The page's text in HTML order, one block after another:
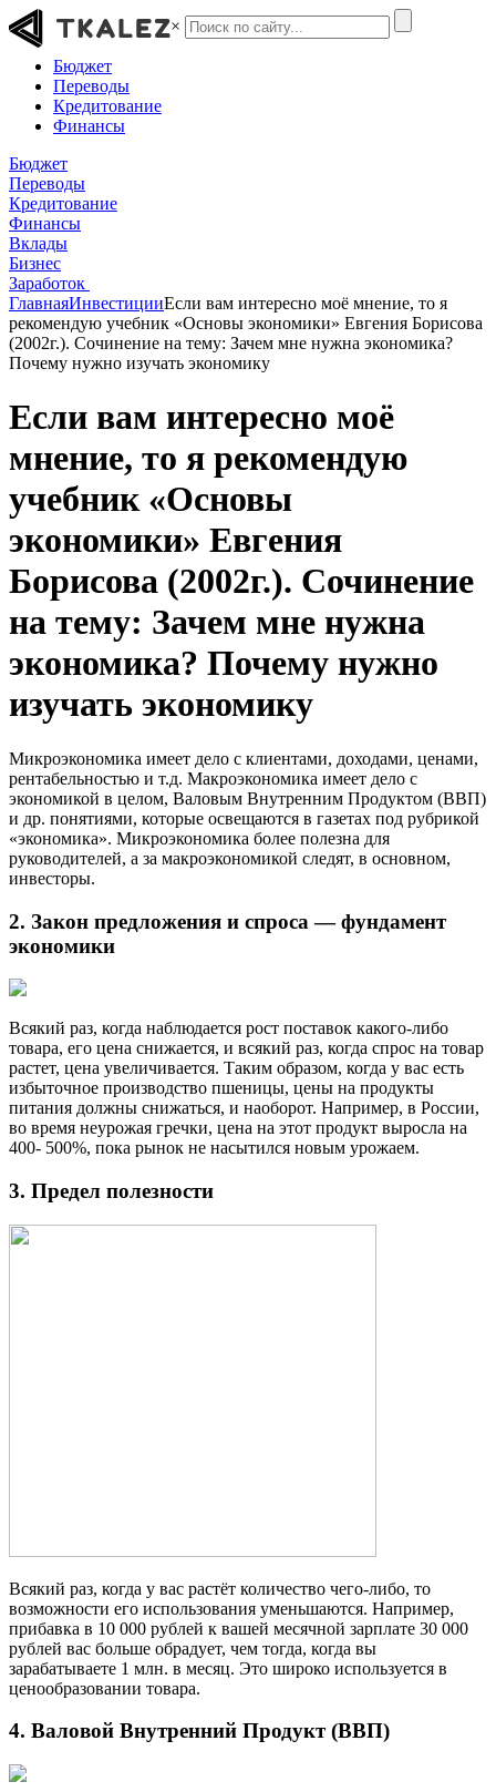
×
Бюджет
Переводы
Кредитование
Финансы
Бюджет
Переводы
Кредитование
Финансы
Вклады
Бизнес
Заработок
ГлавнаяИнвестицииЕсли вам интересно моё мнение, то я
рекомендую учебник «Основы экономики» Евгения Борисова
(2002г.). Сочинение на тему: Зачем мне нужна экономика?
Почему нужно изучать экономику
Если вам интересно моё
мнение, то я рекомендую
учебник «Основы
экономики» Евгения
Борисова (2002г.). Сочинение
на тему: Зачем мне нужна
экономика? Почему нужно
изучать экономику
Микроэкономика имеет дело с клиентами, доходами, ценами,
рентабельностью и т.д. Макроэкономика имеет дело с
экономикой в целом, Валовым Внутренним Продуктом (ВВП)
и др. понятиями, которые освещаются в газетах под рубрикой
«экономика». Микроэкономика более полезна для
руководителей, а за макроэкономикой следят, в основном,
инвесторы.
2. Закон предложения и спроса — фундамент
экономики
Всякий раз, когда наблюдается рост поставок какого-либо
товара, его цена снижается, и всякий раз, когда спрос на товар
растет, цена увеличивается. Таким образом, когда у вас есть
избыточное производство пшеницы, цены на продукты
питания должны снижаться, и наоборот. Например, в России,
во время неурожая гречки, цена на этот продукт выросла на
400- 500%, пока рынок не насытился новым урожаем.
3. Предел полезности
Всякий раз, когда у вас растёт количество чего-либо, то
возможности его использования уменьшаются. Например,
прибавка в 10 000 рублей к вашей месячной зарплате 30 000
рублей вас больше обрадует, чем тогда, когда вы
зарабатываете 1 млн. в месяц. Это широко используется в
ценообразовании товара.
4. Валовой Внутренний Продукт (ВВП)